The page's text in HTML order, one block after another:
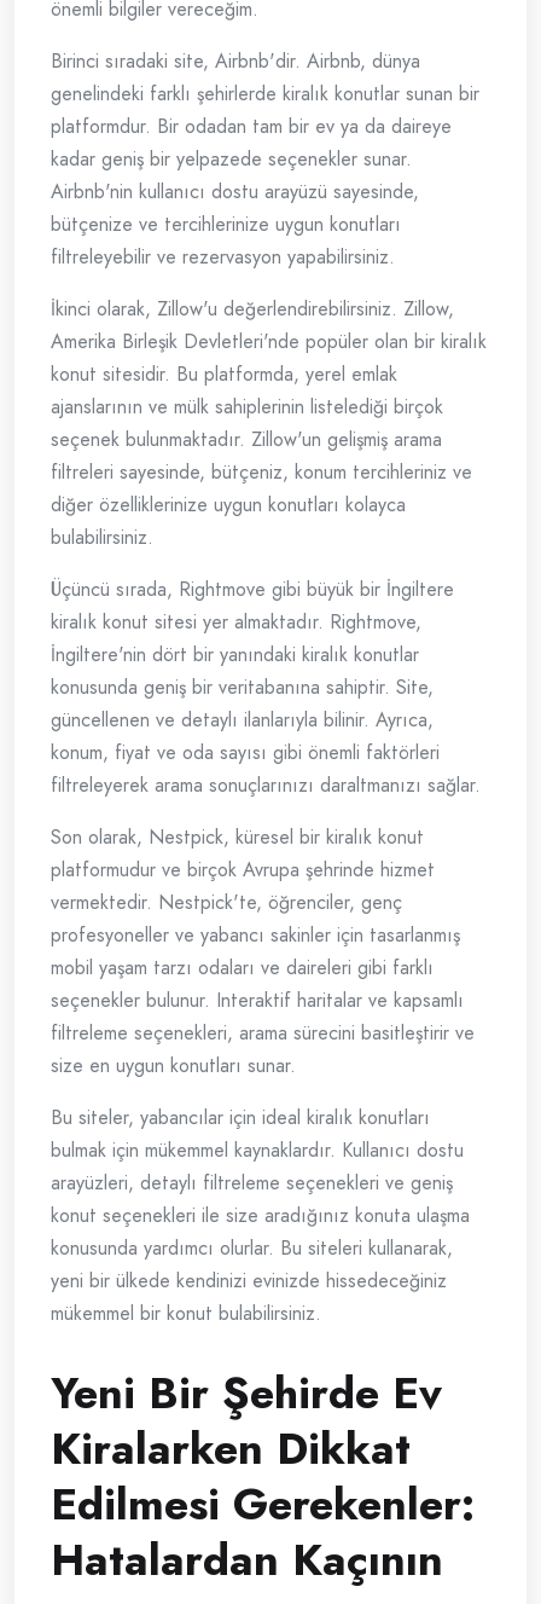
önemli bilgiler vereceğim.
Birinci sıradaki site, Airbnb'dir. Airbnb, dünya
genelindeki farklı şehirlerde kiralık konutlar sunan bir
platformdur. Bir odadan tam bir ev ya da daireye
kadar geniş bir yelpazede seçenekler sunar.
Airbnb'nin kullanıcı dostu arayüzü sayesinde,
bütçenize ve tercihlerinize uygun konutları
filtreleyebilir ve rezervasyon yapabilirsiniz.
İkinci olarak, Zillow'u değerlendirebilirsiniz. Zillow,
Amerika Birleşik Devletleri'nde popüler olan bir kiralık
konut sitesidir. Bu platformda, yerel emlak
ajanslarının ve mülk sahiplerinin listelediği birçok
seçenek bulunmaktadır. Zillow'un gelişmiş arama
filtreleri sayesinde, bütçeniz, konum tercihleriniz ve
diğer özelliklerinize uygun konutları kolayca
bulabilirsiniz.
Üçüncü sırada, Rightmove gibi büyük bir İngiltere
kiralık konut sitesi yer almaktadır. Rightmove,
İngiltere'nin dört bir yanındaki kiralık konutlar
konusunda geniş bir veritabanına sahiptir. Site,
güncellenen ve detaylı ilanlarıyla bilinir. Ayrıca,
konum, fiyat ve oda sayısı gibi önemli faktörleri
filtreleyerek arama sonuçlarınızı daraltmanızı sağlar.
Son olarak, Nestpick, küresel bir kiralık konut
platformudur ve birçok Avrupa şehrinde hizmet
vermektedir. Nestpick'te, öğrenciler, genç
profesyoneller ve yabancı sakinler için tasarlanmış
mobil yaşam tarzı odaları ve daireleri gibi farklı
seçenekler bulunur. Interaktif haritalar ve kapsamlı
filtreleme seçenekleri, arama sürecini basitleştirir ve
size en uygun konutları sunar.
Bu siteler, yabancılar için ideal kiralık konutları
bulmak için mükemmel kaynaklardır. Kullanıcı dostu
arayüzleri, detaylı filtreleme seçenekleri ve geniş
konut seçenekleri ile size aradığınız konuta ulaşma
konusunda yardımcı olurlar. Bu siteleri kullanarak,
yeni bir ülkede kendinizi evinizde hissedeceğiniz
mükemmel bir konut bulabilirsiniz.
Yeni Bir Şehirde Ev
Kiralarken Dikkat
Edilmesi Gerekenler:
Hatalardan Kaçının